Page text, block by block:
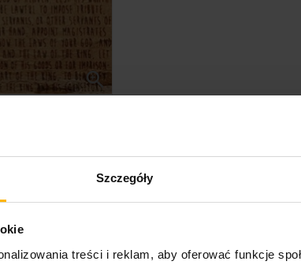
Szczegóły
treści i reklam, aby oferować funkcje

›